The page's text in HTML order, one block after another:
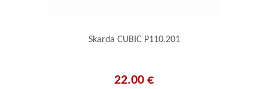
Skarda CUBIC P110.201
22.00 €